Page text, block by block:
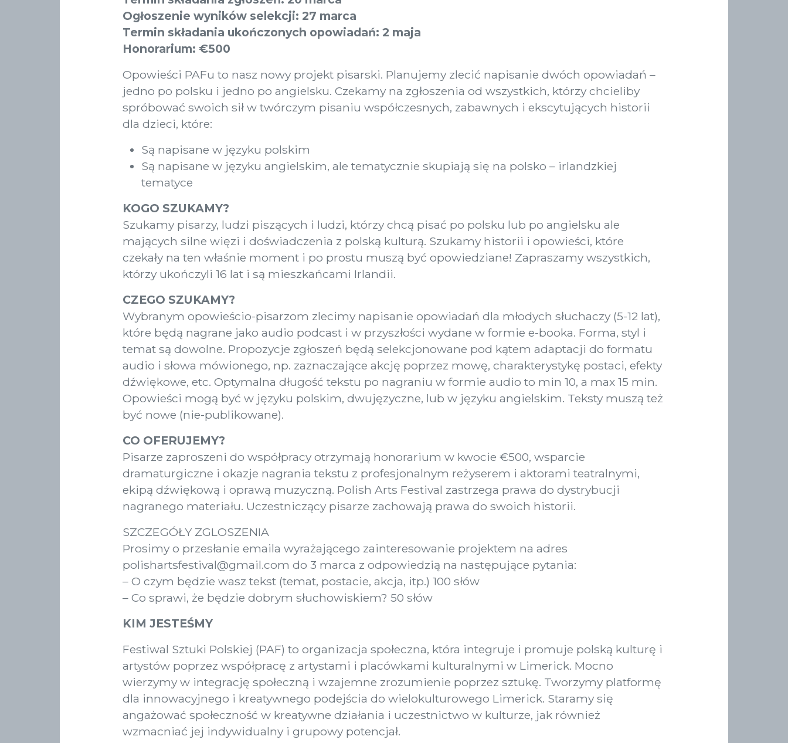
Ogłoszenie wyników selekcji: 27 marca
Termin składania ukończonych opowiadań: 2 maja
Honorarium: €500
Opowieści PAFu to nasz nowy projekt pisarski. Planujemy zlecić napisanie dwóch opowiadań –
jedno po polsku i jedno po angielsku. Czekamy na zgłoszenia od wszystkich, którzy chcieliby
spróbować swoich sił w twórczym pisaniu współczesnych, zabawnych i ekscytujących historii
dla dzieci, które:
Są napisane w języku polskim
Są napisane w języku angielskim, ale tematycznie skupiają się na polsko – irlandzkiej
tematyce
KOGO SZUKAMY?
Szukamy pisarzy, ludzi piszących i ludzi, którzy chcą pisać po polsku lub po angielsku ale
mających silne więzi i doświadczenia z polską kulturą. Szukamy historii i opowieści, które
czekały na ten właśnie moment i po prostu muszą być opowiedziane! Zapraszamy wszystkich,
którzy ukończyli 16 lat i są mieszkańcami Irlandii.
CZEGO SZUKAMY?
Wybranym opowieścio-pisarzom zlecimy napisanie opowiadań dla młodych słuchaczy (5-12 lat),
które będą nagrane jako audio podcast i w przyszłości wydane w formie e-booka. Forma, styl i
temat są dowolne. Propozycje zgłoszeń będą selekcjonowane pod kątem adaptacji do formatu
audio i słowa mówionego, np. zaznaczające akcję poprzez mowę, charakterystykę postaci, efekty
dźwiękowe, etc. Optymalna długość tekstu po nagraniu w formie audio to min 10, a max 15 min.
Opowieści mogą być w języku polskim, dwujęzyczne, lub w języku angielskim. Teksty muszą też
być nowe (nie-publikowane).
CO OFERUJEMY?
Pisarze zaproszeni do współpracy otrzymają honorarium w kwocie €500, wsparcie
dramaturgiczne i okazje nagrania tekstu z profesjonalnym reżyserem i aktorami teatralnymi,
ekipą dźwiękową i oprawą muzyczną. Polish Arts Festival zastrzega prawa do dystrybucji
nagranego materiału. Uczestniczący pisarze zachowają prawa do swoich historii.
SZCZEGÓŁY ZGLOSZENIA
Prosimy o przesłanie emaila wyrażającego zainteresowanie projektem na adres
polishartsfestival@gmail.com do 3 marca z odpowiedzią na następujące pytania:
– O czym będzie wasz tekst (temat, postacie, akcja, itp.) 100 słów
– Co sprawi, że będzie dobrym słuchowiskiem? 50 słów
KIM JESTEŚMY
Festiwal Sztuki Polskiej (PAF) to organizacja społeczna, która integruje i promuje polską kulturę i
artystów poprzez współpracę z artystami i placówkami kulturalnymi w Limerick. Mocno
wierzymy w integrację społeczną i wzajemne zrozumienie poprzez sztukę. Tworzymy platformę
dla innowacyjnego i kreatywnego podejścia do wielokulturowego Limerick. Staramy się
angażować społeczność w kreatywne działania i uczestnictwo w kulturze, jak również
wzmacniać jej indywidualny i grupowy potencjał.